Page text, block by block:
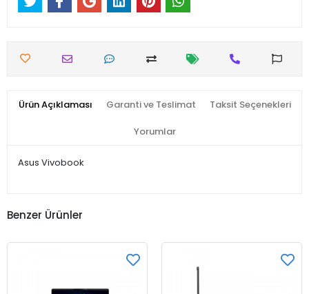
Ürün Açıklaması Garanti ve Teslimat Taksit Seçenekleri
Yorumlar
Asus Vivobook
Benzer Ürünler